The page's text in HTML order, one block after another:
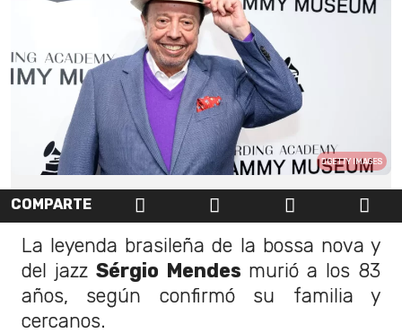
GETTY IMAGES
COMPARTE
La leyenda brasileña de la bossa nova y
del jazz Sérgio Mendes murió a los 83
años, según confirmó su familia y
cercanos.